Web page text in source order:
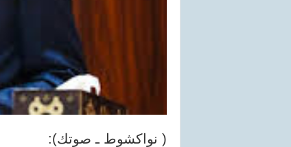
( نواكشوط ـ صوتك):